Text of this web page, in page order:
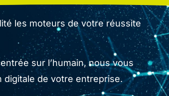
les moteurs de votre réussite
sur l’humain, nous vous
digitale de votre entreprise.